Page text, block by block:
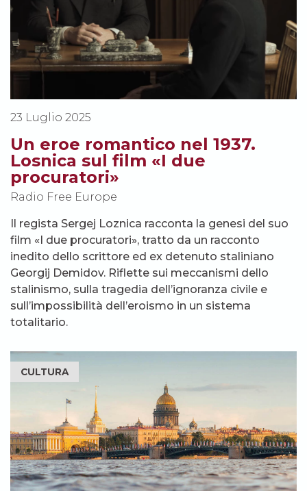
23 Luglio 2025
Un eroe romantico nel 1937.
Losnica sul film «I due
procuratori»
Radio Free Europe
Il regista Sergej Loznica racconta la genesi del suo
film «I due procuratori», tratto da un racconto
inedito dello scrittore ed ex detenuto staliniano
Georgij Demidov. Riflette sui meccanismi dello
stalinismo, sulla tragedia dell’ignoranza civile e
sull’impossibilità dell’eroismo in un sistema
totalitario.
CULTURA